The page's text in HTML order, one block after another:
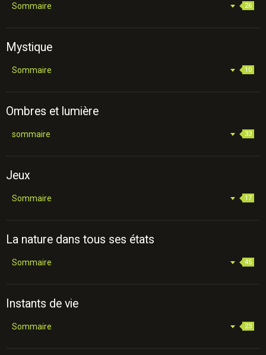
Sommaire 26
Mystique
Sommaire 10
Ombres et lumière
sommaire 33
Jeux
Sommaire 17
La nature dans tous ses états
Sommaire 45
Instants de vie
Sommaire 23